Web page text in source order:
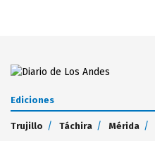
Ediciones
Trujillo Táchira Mérida